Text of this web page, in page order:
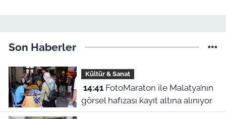
Son Haberler
Kültür & Sanat
14:41FotoMaraton ile Malatya’nın
görsel hafızası kayıt altına alınıyor